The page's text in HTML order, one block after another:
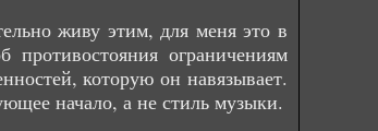
живу этим, для меня это в
ограничениям
которую он навязывает.
начало, а не стиль музыки.